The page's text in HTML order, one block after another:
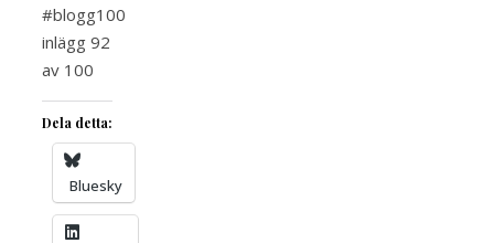
#blogg100
inlägg 92
av 100
Dela detta:
Bluesky